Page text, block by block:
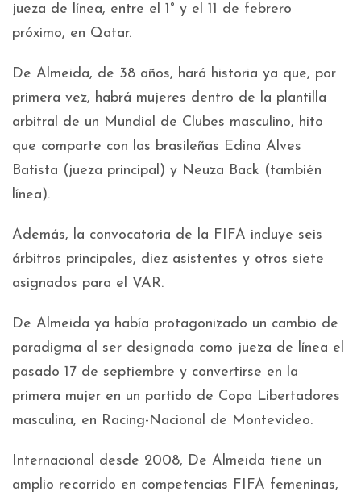
jueza de línea, entre el 1° y el 11 de febrero
próximo, en Qatar.
De Almeida, de 38 años, hará historia ya que, por
primera vez, habrá mujeres dentro de la plantilla
arbitral de un Mundial de Clubes masculino, hito
que comparte con las brasileñas Edina Alves
Batista (jueza principal) y Neuza Back (también
línea).
Además, la convocatoria de la FIFA incluye seis
árbitros principales, diez asistentes y otros siete
asignados para el VAR.
De Almeida ya había protagonizado un cambio de
paradigma al ser designada como jueza de línea el
pasado 17 de septiembre y convertirse en la
primera mujer en un partido de Copa Libertadores
masculina, en Racing-Nacional de Montevideo.
Internacional desde 2008, De Almeida tiene un
amplio recorrido en competencias FIFA femeninas,